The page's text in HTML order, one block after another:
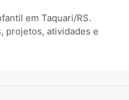
em Taquari/RS.
projetos, atividades e